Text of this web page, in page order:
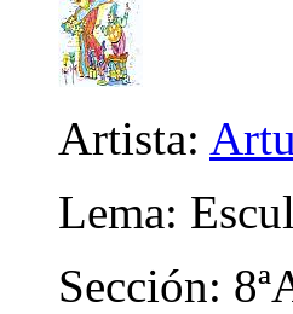
Artista:
Lema:
Sección: